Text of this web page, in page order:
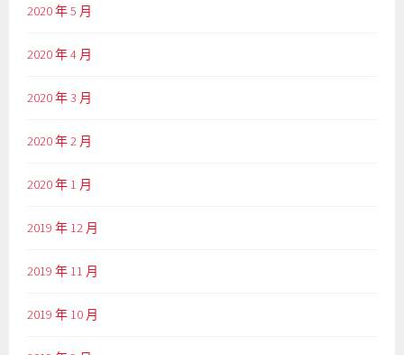
2020 年 5 月
2020 年 4 月
2020 年 3 月
2020 年 2 月
2020 年 1 月
2019 年 12 月
2019 年 11 月
2019 年 10 月